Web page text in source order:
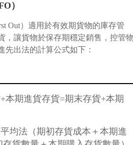
）
Out）適用於有效期貨物的庫存管
，讓貨物於保存期穩定銷售，控管
先出法的計算公式如下：
+本期進貨存貨=期末存貨+本期
均法（期初存貨成本＋本期進